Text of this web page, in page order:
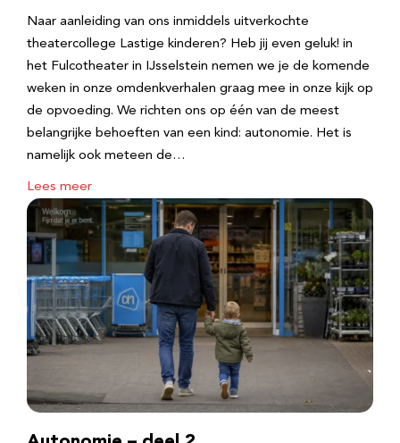
Naar aanleiding van ons inmiddels uitverkochte
theatercollege Lastige kinderen? Heb jij even geluk! in
het Fulcotheater in IJsselstein nemen we je de komende
weken in onze omdenkverhalen graag mee in onze kijk op
de opvoeding. We richten ons op één van de meest
belangrijke behoeften van een kind: autonomie. Het is
namelijk ook meteen de…
Lees meer